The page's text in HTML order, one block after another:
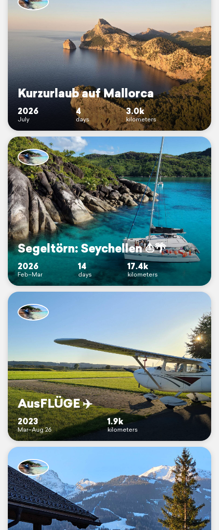
Kurzurlaub auf Mallorca
2026
July
4
days
3.0k
kilometers
Segeltörn: Seychellen ⛵️🌴
2026
Feb–Mar
14
days
17.4k
kilometers
AusFLÜGE ✈️
2023
Mar–Aug 26
1.9k
kilometers